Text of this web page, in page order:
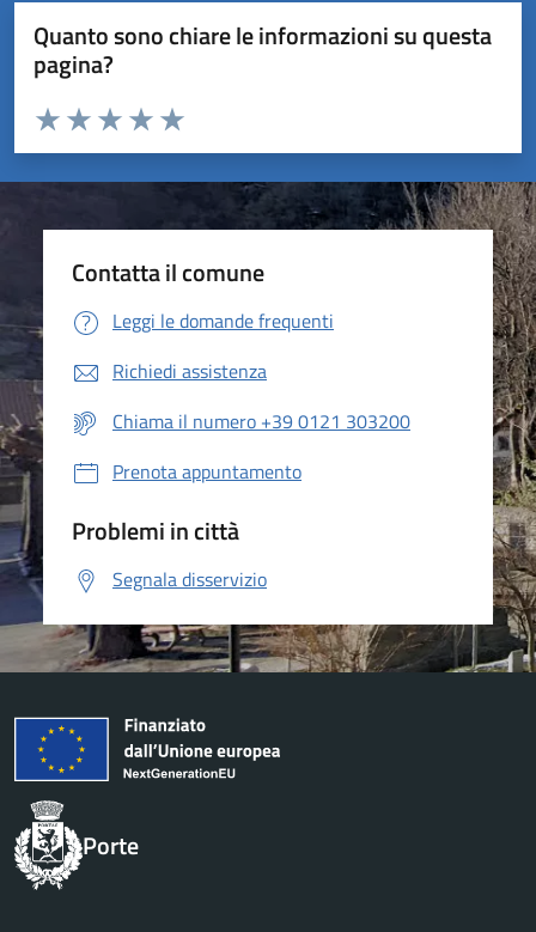
Quanto sono chiare le informazioni su questa
pagina?
Valuta da 1 a 5 stelle la pagina
Valuta 5 stelle su 5
Valuta 4 stelle su 5
Valuta 3 stelle su 5
Valuta 2 stelle su 5
Valuta 1 stelle su 5
Contatta il comune
Leggi le domande frequenti
Richiedi assistenza
Chiama il numero +39 0121 303200
Prenota appuntamento
Problemi in città
Segnala disservizio
Porte